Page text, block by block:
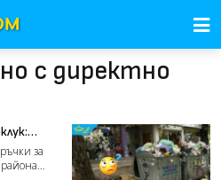
с директно
в
за